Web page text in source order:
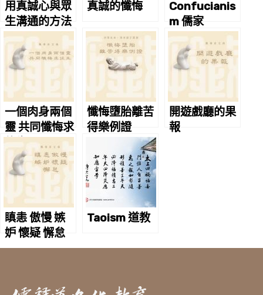
用真誠心與眾
生溝通的方法
真誠的懺悔
Confucianis
m 儒家
一個肉身兩個
靈 共同懺悔求
往生
懺悔墮胎離苦
得樂例證
開遊戲廳的果
報
瞋恚 傲慢 嫉
妒 懷疑 懈怠
Taoism 道教